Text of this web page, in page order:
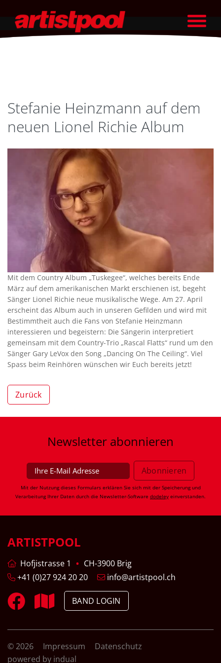
Stefanie Heinzmann auf dem
neuen Lionel Richie Album
Mit dem Country Album „Tuskegee“, welches bereits Ende
März auf dem amerikanischen Markt erschienen ist, begeht
Sänger Lionel Richie neue musikalische Wege. Am 27. April
erscheint das Album auch in unseren Gefilden und wird mit
Bestimmtheit auch die Fans von Stefanie Heinzmann
interessieren und begeistern: Die Sängerin interpretiert
gemeinsam mit dem Country-Trio „Rascal Flatts“ rund um den
Sänger Gary LeVox den Song „Dancing On The Ceiling“. Viel
Spass beim Reinhören wünschen wir Euch bereits jetzt!
Zurück
Newsletter abonnieren
Mit der Nutzung dieses Formulars erklären Sie sich mit der Speicherung und
Verarbeitung Ihrer Daten durch die Newsletter-Software dodeley einverstanden.
ARTISTPOOL
Hofjistrasse 1
CH-3900 Brig
+41 (0)27 924 20 20
info@artistpool.ch
BAND LOGIN
© 2026 Impressum
Datenschutz
powered by indual